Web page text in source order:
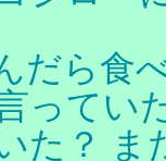
だら食
ってい
た？